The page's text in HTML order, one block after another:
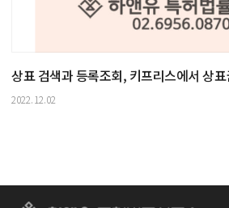
상표 검색과 등록조회, 키프리스에서 상
2022.12.02